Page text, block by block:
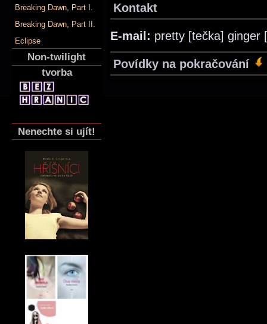
Breaking Dawn, Part I.
Breaking Dawn, Part II.
Eclipse
Non-twilight
tvorba
Nenechte si ujít!
Kontakt
E-mail: pretty [tečka] ginger
Povídky na pokračování